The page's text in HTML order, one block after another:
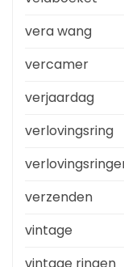
vera wang
vercamer
verjaardag
verlovingsring
verzenden
vintage